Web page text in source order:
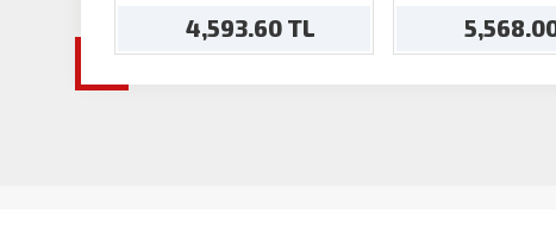
4,593.60 TL